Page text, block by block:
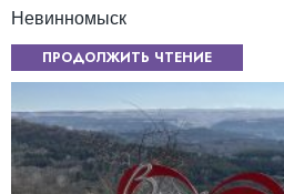
Невинномыск
ПРОДОЛЖИТЬ ЧТЕНИЕ